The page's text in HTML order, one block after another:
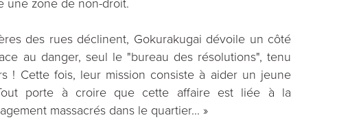
une zone de non-droit.
des rues déclinent, Gokurakugai dévoile un côté
au danger, seul le "bureau des résolutions", tenu
! Cette fois, leur mission consiste à aider un jeune
porte à croire que cette affaire est liée à la
massacrés dans le quartier... »